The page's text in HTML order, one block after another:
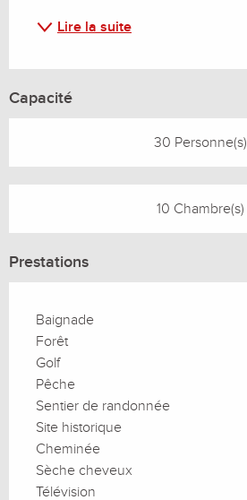
Lire la suite
Capacité
30 Personne(s)
10 Chambre(s)
Prestations
Baignade
Forêt
Golf
Pêche
Sentier de randonnée
Site historique
Cheminée
Sèche cheveux
Télévision